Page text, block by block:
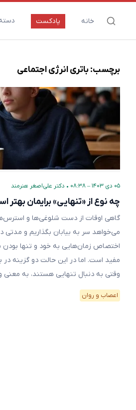
خانه پادکست
تغذیه
مادر و
پزشکی
برچسب:باتری انرژی اجتماعی
۰۵ دی ۱۴۰۳ – ۰۸:۳۸ • دکتر علی‌اصغر هنرمند
چه نوع از «تنهایی» برایمان بهتر
گاهی اوقات از دست شلوغی‌ها و
می‌خواهد سر به بیابان بگذاریم و مدتی
اختصاص زمان‌هایی به خود و تنها
مفید است. اما در این حالت دو گزینه در
وقتی به دنبال تنهایی هستند، به معنی
اعصاب و روان